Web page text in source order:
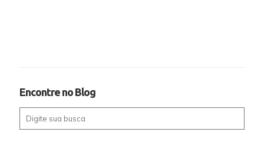
Encontre no Blog